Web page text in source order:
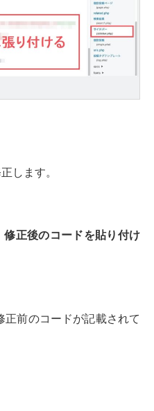
します。
修正後のコードを貼り付け
前のコードが記載されて